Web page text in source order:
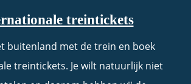
treintickets
buitenland met de trein en boek
treintickets. Je wilt natuurlijk niet